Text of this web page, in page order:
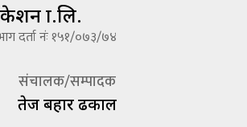
प्रा.लि.
दर्ता नंः १५१/०७३/७४
संचालक/सम्पादक
तेज बहादूर ढकाल